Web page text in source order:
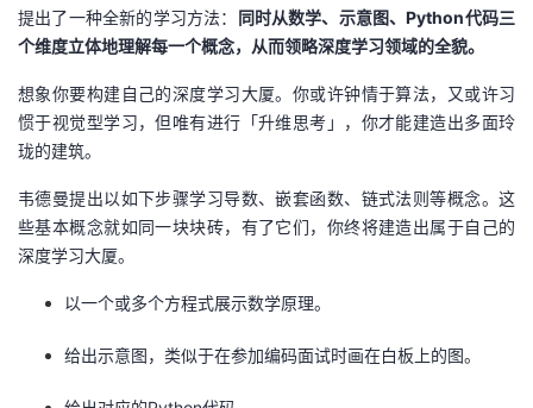
提出了一种全新的学习方法： 同时从数学、示意图、Python代码三
个维度立体地理解每一个概念，从而领略深度学习领域的全貌。
想象你要构建自己的深度学习大厦。你或许钟情于算法，又或许习
惯于视觉型学习，但唯有进行「升维思考」，你才能建造出多面玲
珑的建筑。
韦德曼提出以如下步骤学习导数、嵌套函数、链式法则等概念。这
些基本概念就如同一块块砖，有了它们，你终将建造出属于自己的
深度学习大厦。
以一个或多个方程式展示数学原理。
给出示意图，类似于在参加编码面试时画在白板上的图。